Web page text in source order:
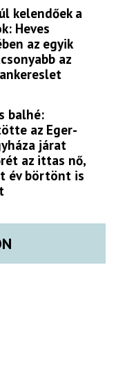
kelendőek a
Heves
az egyik
az
balhé:
az Eger-
járat
az ittas nő,
év börtönt is